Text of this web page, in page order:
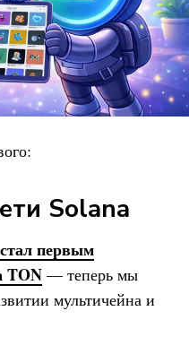
Solana
стал первым
TON — теперь мы
мультичейна и